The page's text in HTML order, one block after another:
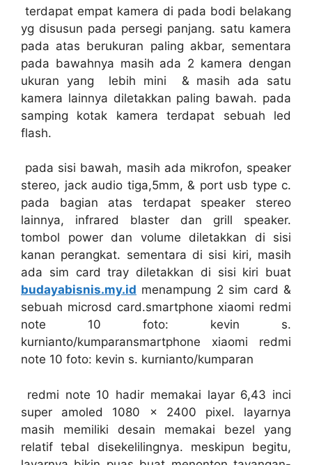
terdapat empat kamera di pada bodi belakang
yg disusun pada persegi panjang. satu kamera
pada atas berukuran paling akbar, sementara
pada bawahnya masih ada 2 kamera dengan
ukuran yang lebih mini & masih ada satu
kamera lainnya diletakkan paling bawah. pada
samping kotak kamera terdapat sebuah led
flash.
pada sisi bawah, masih ada mikrofon, speaker
stereo, jack audio tiga,5mm, & port usb type c.
pada bagian atas terdapat speaker stereo
lainnya, infrared blaster dan grill speaker.
tombol power dan volume diletakkan di sisi
kanan perangkat. sementara di sisi kiri, masih
ada sim card tray diletakkan di sisi kiri buat
budayabisnis.my.id menampung 2 sim card &
sebuah microsd card.smartphone xiaomi redmi
note 10 foto: kevin s.
kurnianto/kumparansmartphone xiaomi redmi
note 10 foto: kevin s. kurnianto/kumparan
redmi note 10 hadir memakai layar 6,43 inci
super amoled 1080 x 2400 pixel. layarnya
masih memiliki desain memakai bezel yang
relatif tebal disekelilingnya. meskipun begitu,